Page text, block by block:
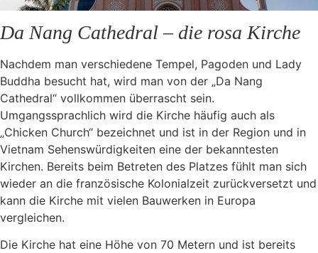
Da Nang Cathedral – die rosa Kirche
Nachdem man verschiedene Tempel, Pagoden und Lady
Buddha besucht hat, wird man von der „Da Nang
Cathedral“ vollkommen überrascht sein.
Umgangssprachlich wird die Kirche häufig auch als
„Chicken Church“ bezeichnet und ist in der Region und in
Vietnam Sehenswürdigkeiten eine der bekanntesten
Kirchen. Bereits beim Betreten des Platzes fühlt man sich
wieder an die französische Kolonialzeit zurückversetzt und
kann die Kirche mit vielen Bauwerken in Europa
vergleichen.
Die Kirche hat eine Höhe von 70 Metern und ist bereits